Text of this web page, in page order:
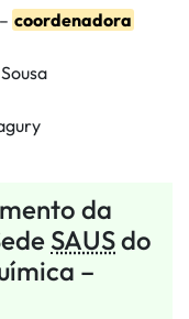
coordenadora
da
SAUSdo
–